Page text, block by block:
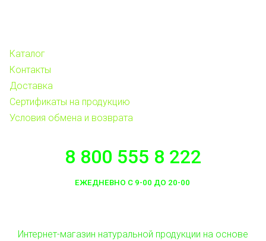
Каталог
Контакты
Доставка
Сертификаты на продукцию
Условия обмена и возврата
8 800 555 8 222
ЕЖЕДНЕВНО С 9-00 ДО 20-00
Интернет-магазин натуральной продукции на основе